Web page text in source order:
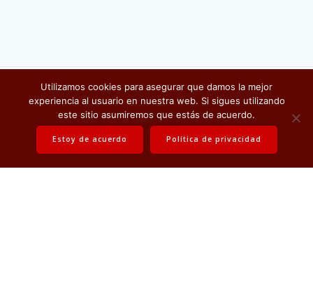
Electrónica Misana
© 2026 . All rights reserved
Utilizamos cookies para asegurar que damos la mejor
experiencia al usuario en nuestra web. Si sigues utilizando
este sitio asumiremos que estás de acuerdo.
Estoy de acuerdo Política de privacidad